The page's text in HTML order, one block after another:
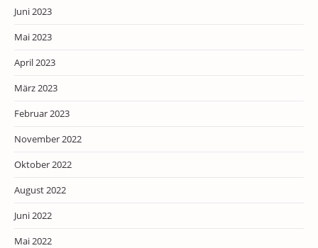
Juni 2023
Mai 2023
April 2023
März 2023
Februar 2023
November 2022
Oktober 2022
August 2022
Juni 2022
Mai 2022